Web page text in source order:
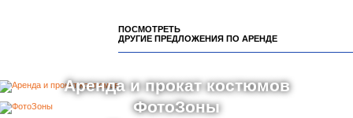
ПОСМОТРЕТЬ
ДРУГИЕ ПРЕДЛОЖЕНИЯ ПО АРЕНДЕ
Аренда и прокат костюмов
ФотоЗоны